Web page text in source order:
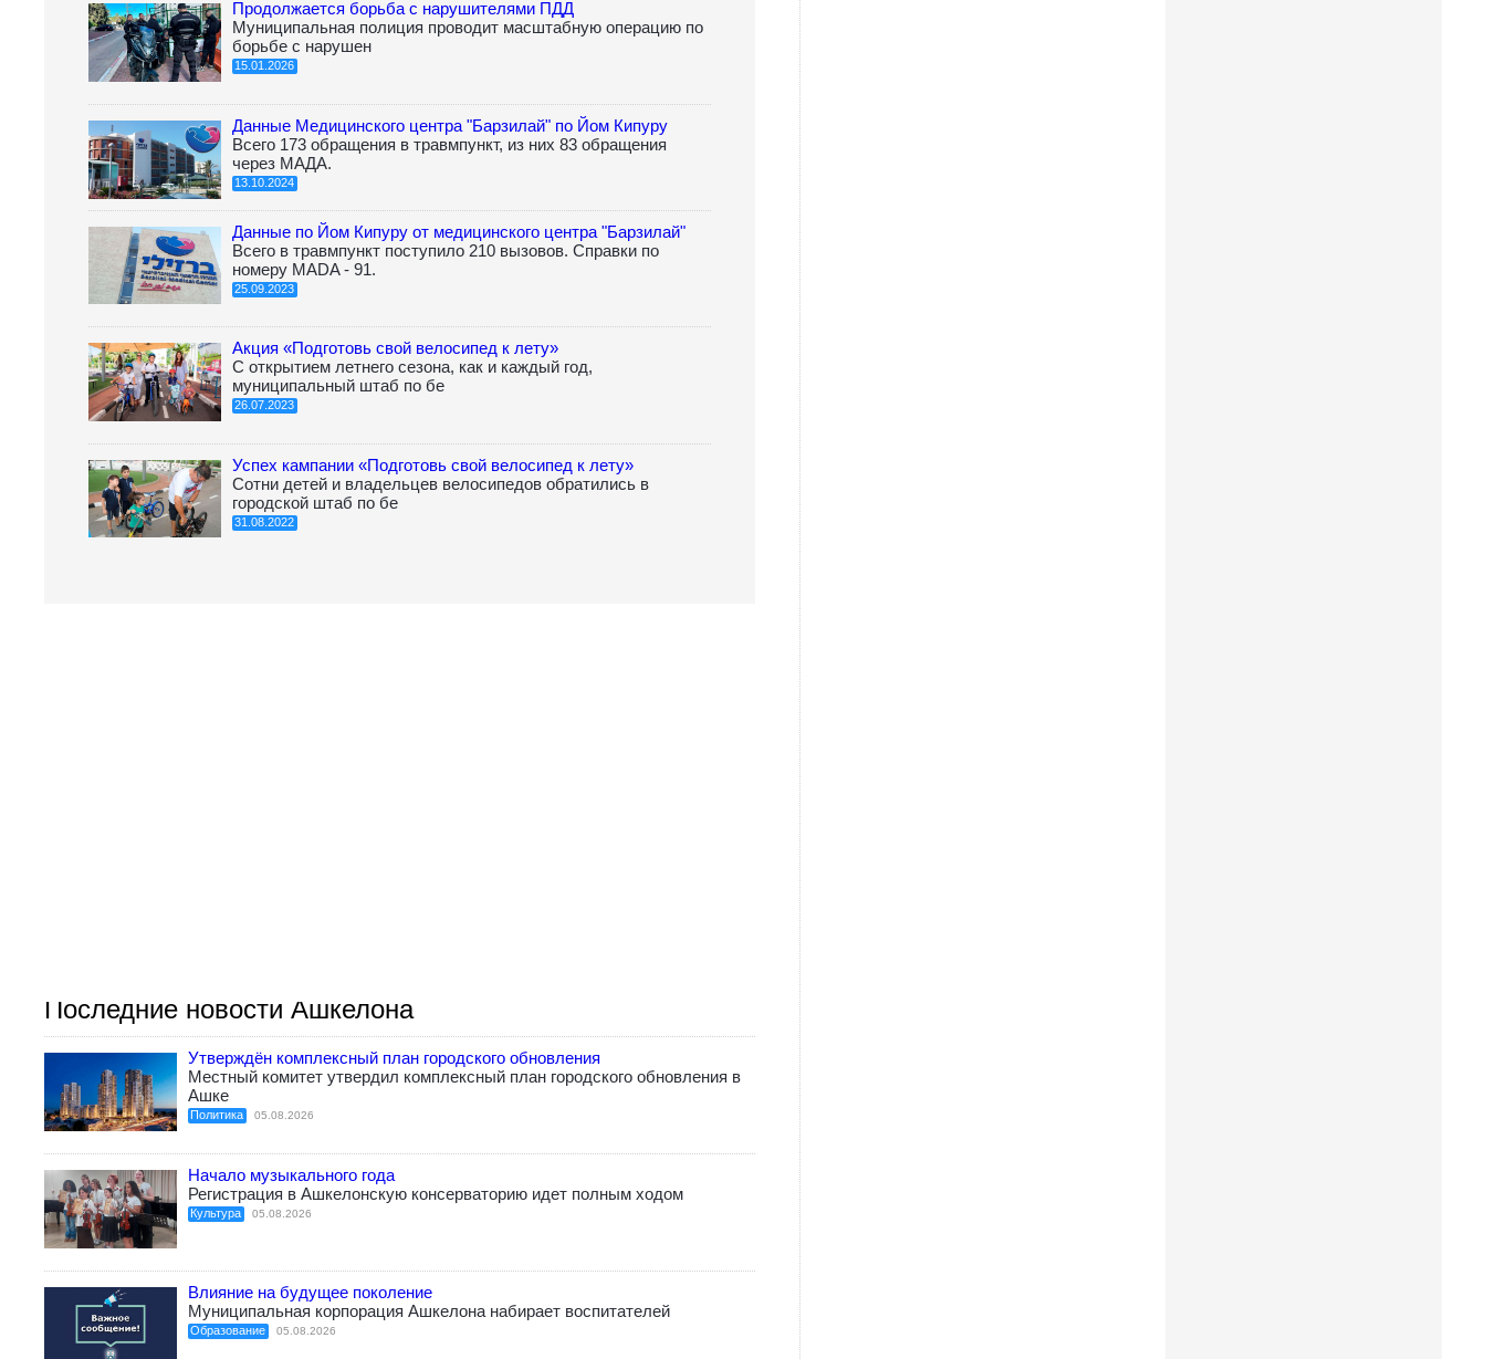
Продолжается борьба с нарушителями ПДД
Муниципальная полиция проводит масштабную операцию по
борьбе с нарушен
15.01.2026
Данные Медицинского центра "Барзилай" по Йом Кипуру
Всего 173 обращения в травмпункт, из них 83 обращения
через МАДА.
13.10.2024
Данные по Йом Кипуру от медицинского центра "Барзилай"
Всего в травмпункт поступило 210 вызовов. Справки по
номеру MАDA - 91.
25.09.2023
Акция «Подготовь свой велосипед к лету»
С открытием летнего сезона, как и каждый год,
муниципальный штаб по бе
26.07.2023
Успех кампании «Подготовь свой велосипед к лету»
Сотни детей и владельцев велосипедов обратились в
городской штаб по бе
31.08.2022
Последние новости Ашкелона
Утверждён комплексный план городского обновления
Местный комитет утвердил комплексный план городского обновления в
Ашке
Политика 05.08.2026
Начало музыкального года
Регистрация в Ашкелонскую консерваторию идет полным ходом
Культура 05.08.2026
Влияние на будущее поколение
Муниципальная корпорация Ашкелона набирает воспитателей
Образование 05.08.2026